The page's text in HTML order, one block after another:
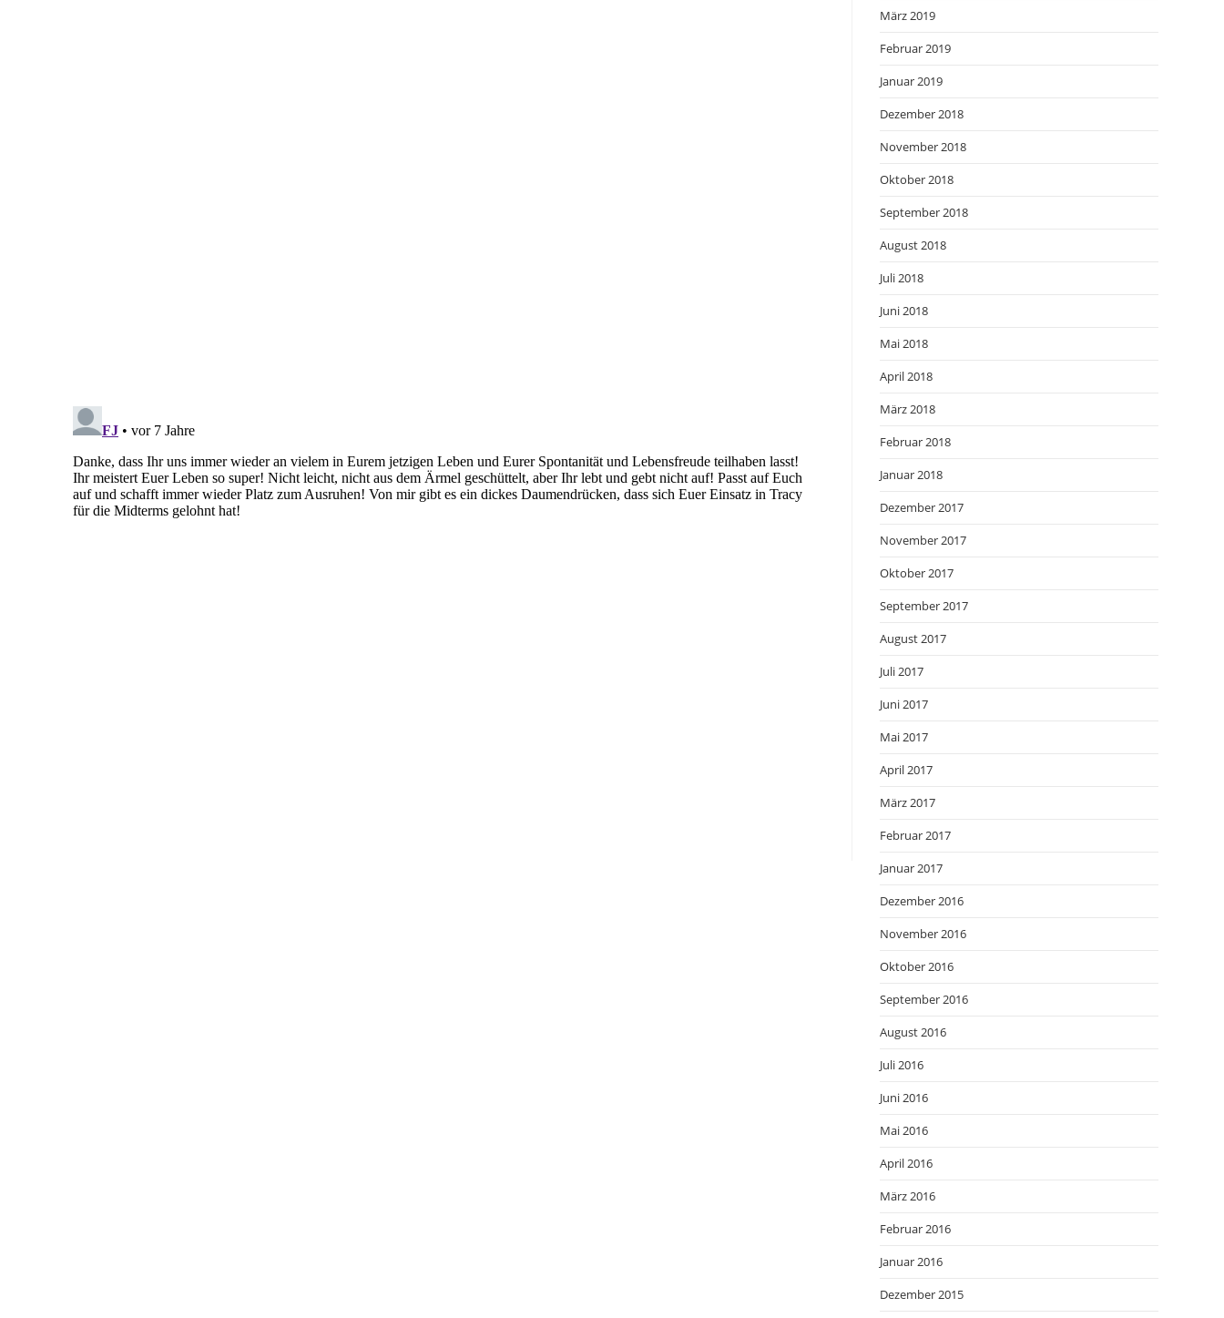
März 2019
Februar 2019
Januar 2019
Dezember 2018
November 2018
Oktober 2018
September 2018
August 2018
Juli 2018
Juni 2018
Mai 2018
April 2018
März 2018
Februar 2018
Januar 2018
Dezember 2017
November 2017
Oktober 2017
September 2017
August 2017
Juli 2017
Juni 2017
Mai 2017
April 2017
März 2017
Februar 2017
Januar 2017
Dezember 2016
November 2016
Oktober 2016
September 2016
August 2016
Juli 2016
Juni 2016
Mai 2016
April 2016
März 2016
Februar 2016
Januar 2016
Dezember 2015